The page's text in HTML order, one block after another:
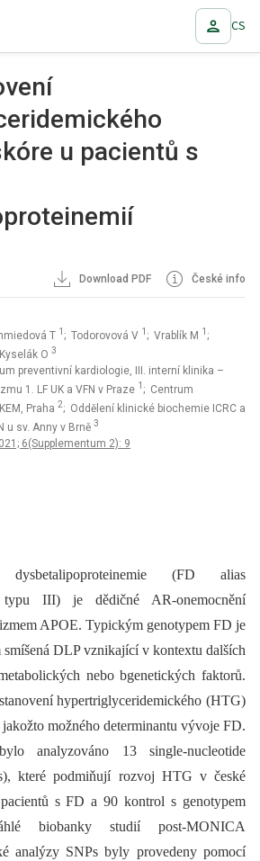
CS
u pacientů s
Download PDF České info
T 1 ; Todorovová V 1 ; Vrablík M 1 ;
O 3
preventivní kardiologie, III. interní klinika –
1. LF UK a VFN v Praze 1 ; Centrum
Praha 2; Oddělení klinické biochemie ICRC a
u sv. Anny v Brně 3
6(Supplementum 2): 9
(FD alias
typu III) je dědičné AR-onemocnění
APOE. Typickým genotypem FD je
smíšená DLP vznikající v kontextu dalších
nebo bgenetických faktorů.
hypertriglyceridemického (HTG)
možného determinantu vývoje FD.
analyzováno 13 single-nucleotide
které podmiňují rozvoj HTG v české
s FD a 90 kontrol s genotypem
biobanky studií post-MONICA
analýzy SNPs byly provedeny pomocí